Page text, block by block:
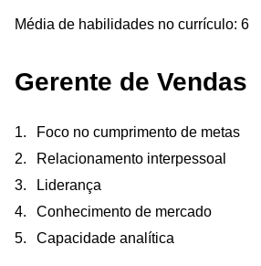
Média de habilidades no currículo: 6
Gerente de Vendas
Foco no cumprimento de metas
Relacionamento interpessoal
Liderança
Conhecimento de mercado
Capacidade analítica